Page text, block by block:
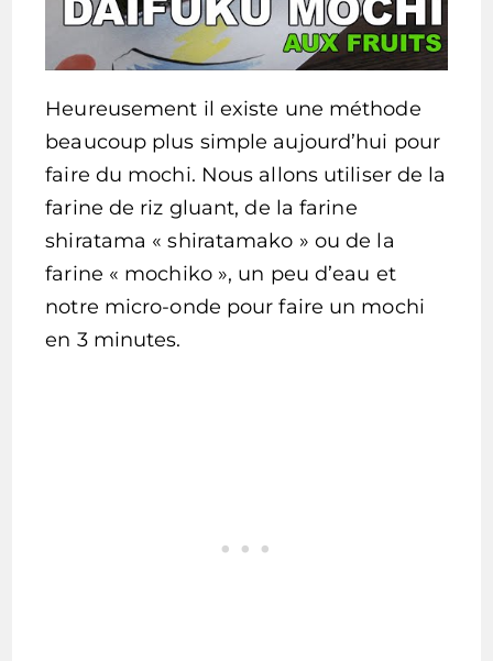
Heureusement il existe une méthode
beaucoup plus simple aujourd’hui pour
faire du mochi. Nous allons utiliser de la
farine de riz gluant, de la farine
shiratama « shiratamako » ou de la
farine « mochiko », un peu d’eau et
notre micro-onde pour faire un mochi
en 3 minutes.